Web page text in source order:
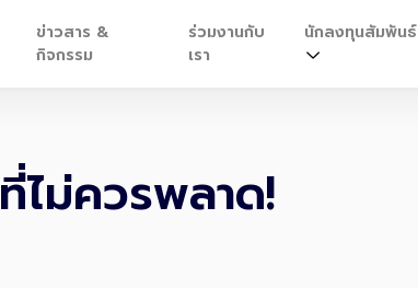
ข่าวสาร &
กิจกรรม
ร่วมงานกับ
เรา
นักลงทุนสัมพันธ์
ม่ควรพลาด!